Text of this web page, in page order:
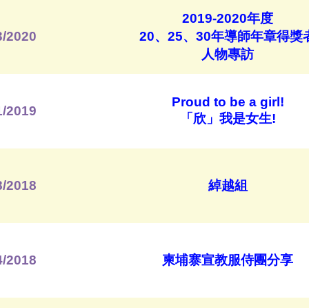
2020
2019-2020年度
20、25、30年導師年章得獎
人物專訪
2019
Proud to be a girl!
「欣」我是女生!
2018 綽越組
2018 柬埔寨宣教服侍團分享